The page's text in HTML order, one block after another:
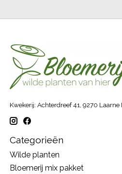
Kwekerij: Achterdreef 41, 9270
Categorieën
Wilde planten
Bloemerij mix pakket